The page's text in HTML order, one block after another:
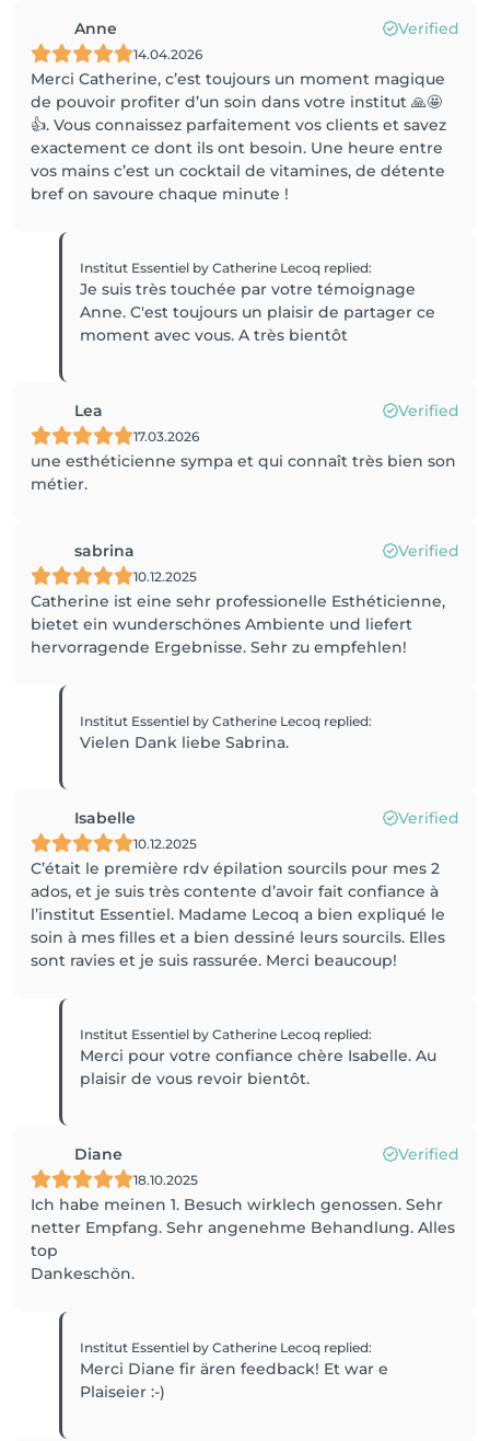
Anne Verified
14.04.2026
Merci Catherine, c’est toujours un moment magique
de pouvoir profiter d’un soin dans votre institut 🙏🤩
👍. Vous connaissez parfaitement vos clients et savez
exactement ce dont ils ont besoin. Une heure entre
vos mains c’est un cocktail de vitamines, de détente
bref on savoure chaque minute !
Institut Essentiel by Catherine Lecoq replied:
Je suis très touchée par votre témoignage
Anne. C'est toujours un plaisir de partager ce
moment avec vous. A très bientôt
Lea Verified
17.03.2026
une esthéticienne sympa et qui connaît très bien son
métier.
sabrina Verified
10.12.2025
Catherine ist eine sehr professionelle Esthéticienne,
bietet ein wunderschönes Ambiente und liefert
hervorragende Ergebnisse. Sehr zu empfehlen!
Institut Essentiel by Catherine Lecoq replied:
Vielen Dank liebe Sabrina.
Isabelle Verified
10.12.2025
C’était le première rdv épilation sourcils pour mes 2
ados, et je suis très contente d’avoir fait confiance à
l’institut Essentiel. Madame Lecoq a bien expliqué le
soin à mes filles et a bien dessiné leurs sourcils. Elles
sont ravies et je suis rassurée. Merci beaucoup!
Institut Essentiel by Catherine Lecoq replied:
Merci pour votre confiance chère Isabelle. Au
plaisir de vous revoir bientôt.
Diane Verified
18.10.2025
Ich habe meinen 1. Besuch wirklech genossen. Sehr
netter Empfang. Sehr angenehme Behandlung. Alles
top
Dankeschön.
Institut Essentiel by Catherine Lecoq replied:
Merci Diane fir ären feedback! Et war e